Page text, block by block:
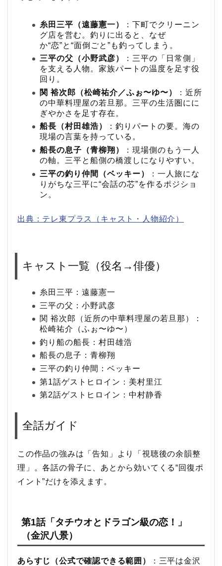
糸田三平（遠藤憲一）
：下町でクリーニン
グ店を営む。釣りに出ると、なぜ
か“恋”と“面倒ごと”も釣ってしまう。
三平の父（小野武彦）
：三平の「日常側」
を支える人物。家族パートの温度を足す役
回り。
関 裕次郎（松崎祐介／ふぉ〜ゆ〜）
：近所
の中華料理屋の若旦那。三平の生活圏にに
ぎやかさを足す存在。
船長（村田雄浩）
：釣りパートの要。海の
現場の言葉を持っている。
船長の息子（青柳翔）
：現場側のもう一人
の軸。三平と船側の橋渡しになりやすい。
三平の釣り仲間（ベッキー）
：一人旅にな
りがちな三平に“会話の芯”を作るポジショ
ン。
出典：テレ東プラス（キャスト・人物紹介）
キャスト一覧（役名→俳優）
糸田三平：遠藤憲一
三平の父：小野武彦
関 裕次郎（近所の中華料理屋の若旦那）：
松崎祐介（ふぉ〜ゆ〜）
釣り船の船長：村田雄浩
船長の息子：青柳翔
三平の釣り仲間：ベッキー
第1話ゲストヒロイン：美村里江
第2話ゲストヒロイン：中村静香
全話ガイド
この作品の強みは「告知」より「視聴後の余韻整
理」。各話の骨子に、あとから効いてくる“回復ポ
イント”だけを添えます。
第1話「タチウオとドラゴン級の恋！」
（金沢八景）
あらすじ（公式で確認できる範囲）
：三平は金沢